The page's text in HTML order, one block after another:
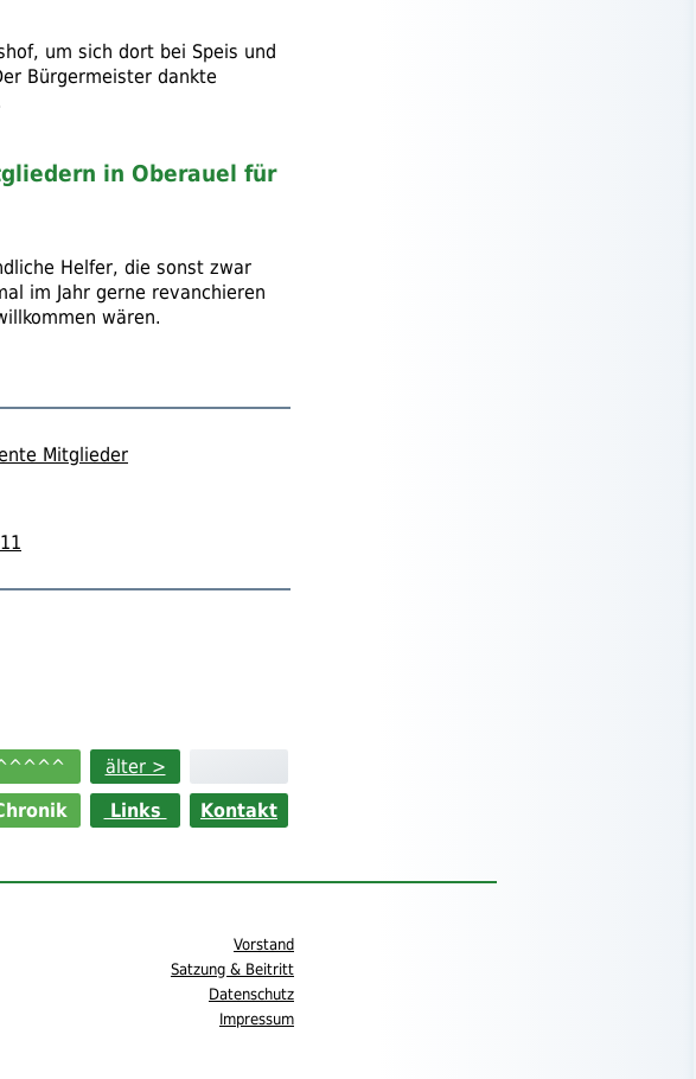
um sich dort bei Speis und
Bürgermeister dankte
in Oberauel für
Helfer, die sonst zwar
im Jahr gerne revanchieren
wären.
Mitglieder
älter >
Links Kontakt
Vorstand
Satzung & Beitritt
Datenschutz
Impressum